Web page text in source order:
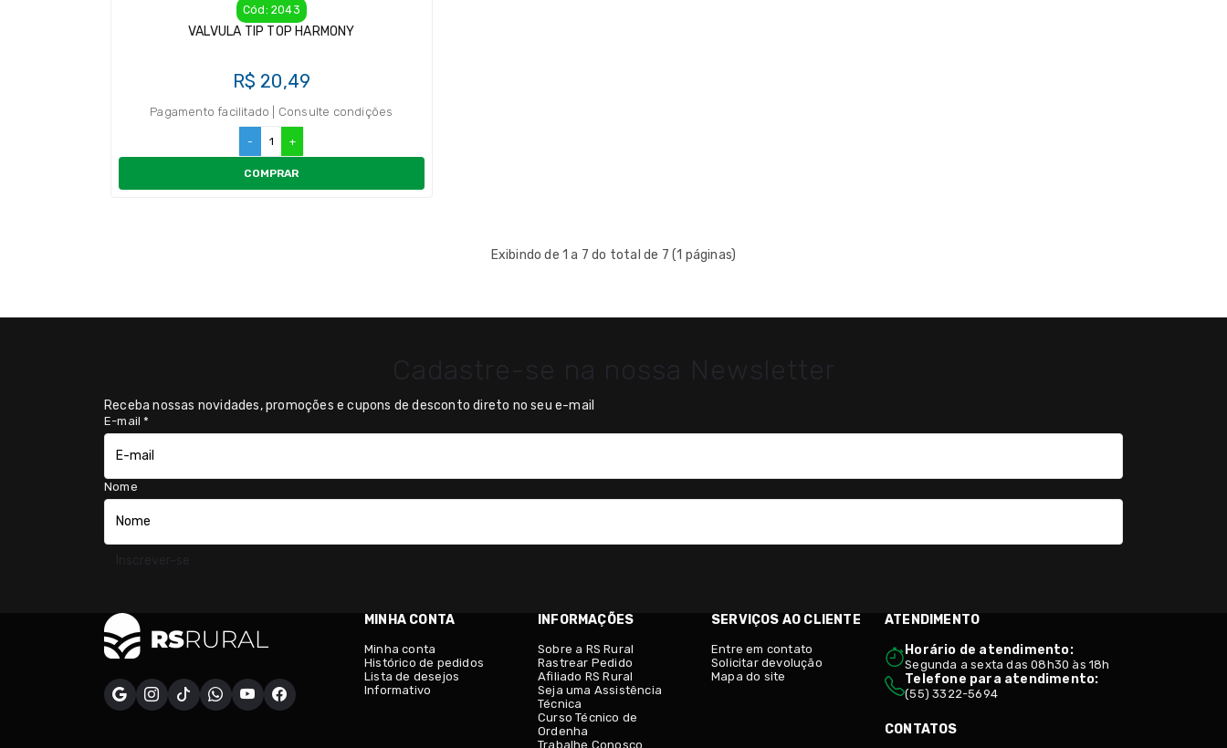
Cód: 2043
VALVULA TIP TOP HARMONY
R$ 20,49
Pagamento facilitado | Consulte condições
- +
COMPRAR
Exibindo de 1 a 7 do total de 7 (1 páginas)
Cadastre-se na nossa Newsletter
Receba nossas novidades, promoções e cupons de desconto direto no seu e-mail
E-mail*
Nome
MINHA CONTA
Minha conta
Histórico de pedidos
Lista de desejos
Informativo
INFORMAÇÕES
Sobre a RS Rural
Rastrear Pedido
Afiliado RS Rural
Seja uma Assistência
Técnica
Curso Técnico de
Ordenha
Trabalhe Conosco
SERVIÇOS AO CLIENTE
Entre em contato
Solicitar devolução
Mapa do site
ATENDIMENTO
Horário de atendimento:
Segunda a sexta das 08h30 às 18h
Telefone para atendimento:
(55) 3322-5694
CONTATOS